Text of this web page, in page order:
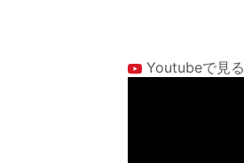
Youtubeで見る